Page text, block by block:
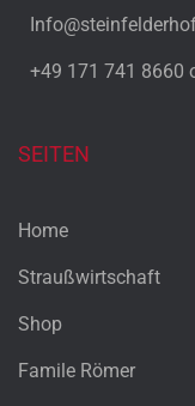
+49 171 741 8660
SEITEN
Home
Straußwirtschaft
Shop
Famile Römer